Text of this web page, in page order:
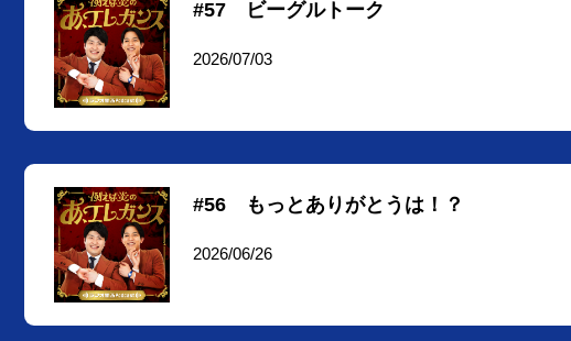
#57 ビーグルトーク
2026/07/03
#56 もっとありがとうは！？
2026/06/26